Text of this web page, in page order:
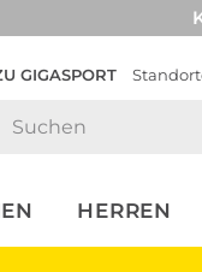
GIGASPORT
HERREN